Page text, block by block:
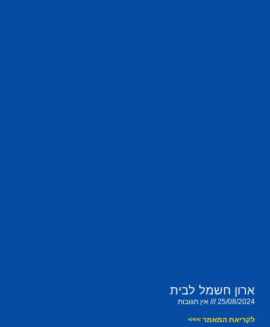
ארון חשמל לבית
25/08/2024 אין תגובות
לקריאת המאמר >>>